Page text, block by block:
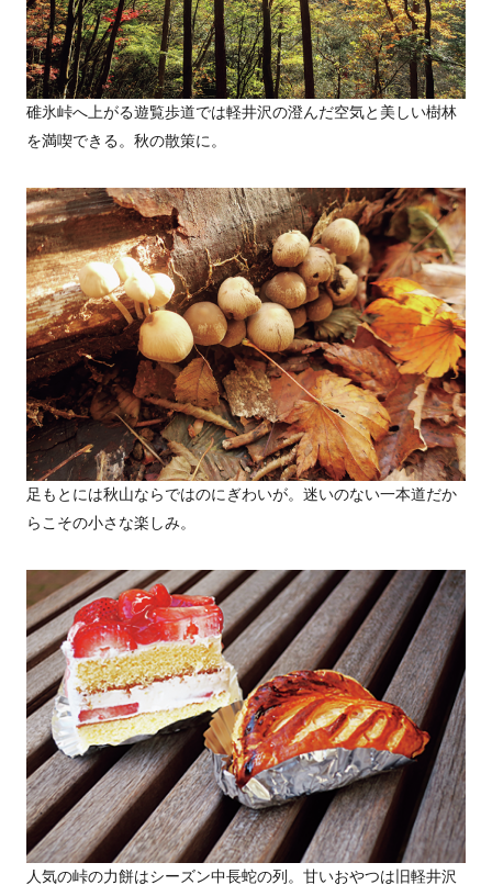
碓氷峠へ上がる遊覧歩道では軽井沢の澄んだ空気と美しい樹林
を満喫できる。秋の散策に。
足もとには秋山ならではのにぎわいが。迷いのない一本道だか
らこその小さな楽しみ。
人気の峠の力餅はシーズン中長蛇の列。甘いおやつは旧軽井沢